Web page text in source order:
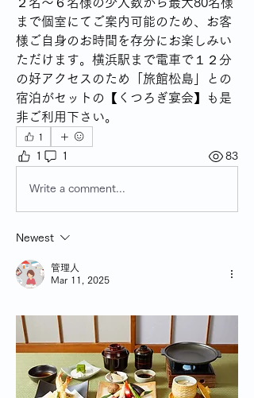
まで個室にてご案内可能のため、お客
様ご自身のお時間を存分にお楽しみい
ただけます。横浜駅まで電車で１２分
の好アクセスのため「旅館松島」との
宿泊がセットの【くつろぎ宴会】も是
非ご利用下さい。
1
1 1 83
Write a comment...
Newest
管理人
Mar 11, 2025